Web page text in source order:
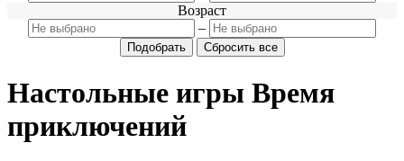
Возраст
–
Настольные игры Время
приключений